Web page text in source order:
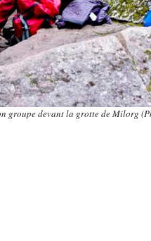
groupe devant la grotte de Milorg